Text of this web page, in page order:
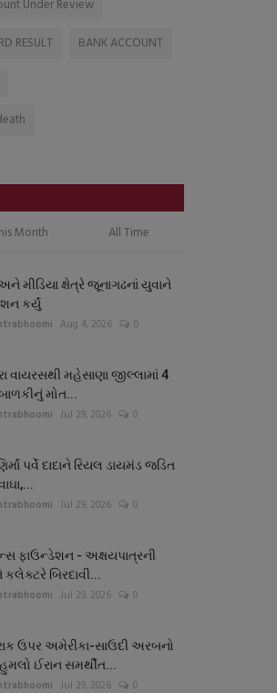
Under Review
RESULT
BANK ACCOUNT
Month All Time
મીડિયા ક્ષેત્રે જૂનાગઢનાં યુવાને
કર્યું
Aug 4, 2026 0
વાયરસથી મહેસાણા જીલ્લામાં 4
મોત...
Jul 29, 2026 0
પર્વે દાદાને રિયલ ડાયમંડ જડિત
Jul 29, 2026 0
ફાઉન્ડેશન - અક્ષયપાત્રની
બિરદાવી...
Jul 29, 2026 0
ઉપર અમેરીકા-સાઉદી અરબનો
ઈરાન સમર્થીત...
Jul 29, 2026 0